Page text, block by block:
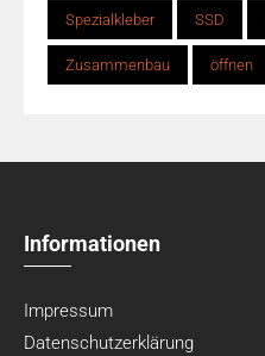
Spezialkleber SSD
Zusammenbau öffnen
Informationen
Impressum
Datenschutzerklärung